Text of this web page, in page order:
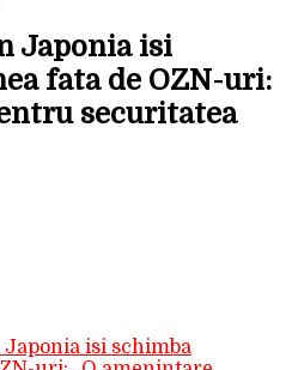
Japonia isi
fata de OZN-uri:
securitatea